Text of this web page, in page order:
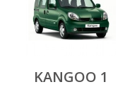
KANGOO 1